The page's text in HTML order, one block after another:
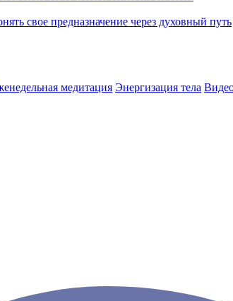
свое предназначение через духовный путь
медитация Энергизация тела